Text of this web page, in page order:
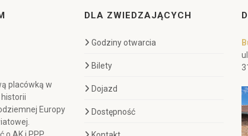
placówką w
historii
Europy
DLA ZWIEDZAJĄCYCH
Godziny otwarcia
Bilety
Dojazd
Dostępność